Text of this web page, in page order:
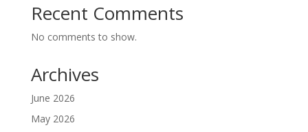
Recent Comments
No comments to show.
Archives
June 2026
May 2026